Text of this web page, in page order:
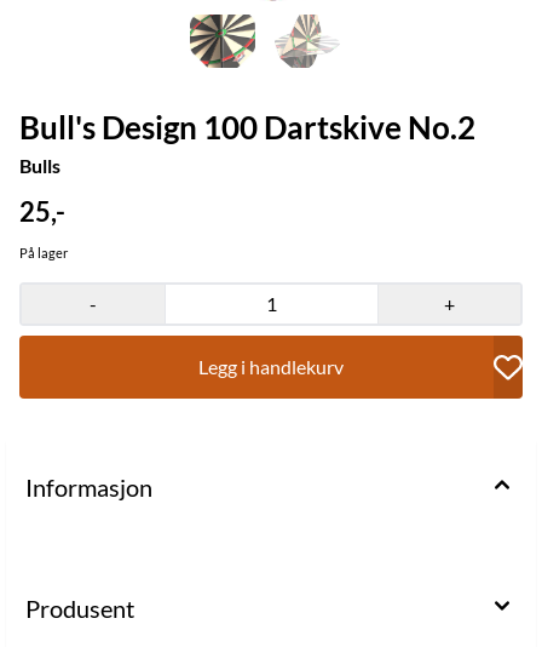
Bull's Design 100 Dartskive No.2
Bulls
25,-
På lager
- +
Legg i handlekurv
Informasjon
Produsent